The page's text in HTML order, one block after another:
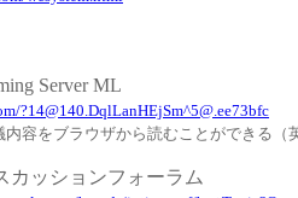
Server ML
?14@140.DqlLanHEjSm^5@.ee73bfc
容をブラウザから読むことができる（
ッションフォーラム